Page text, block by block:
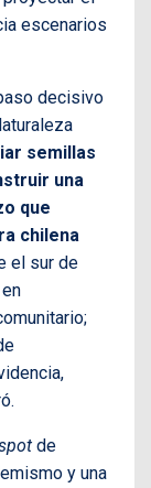
escenarios
decisivo
semillas
una
que
chilena
el sur de
de
y una